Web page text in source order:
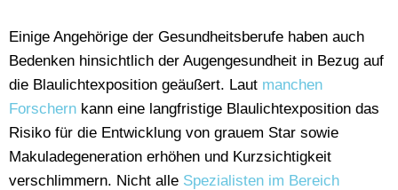
Einige Angehörige der Gesundheitsberufe haben auch
Bedenken hinsichtlich der Augengesundheit in Bezug auf
die Blaulichtexposition geäußert. Laut manchen
Forschern kann eine langfristige Blaulichtexposition das
Risiko für die Entwicklung von grauem Star sowie
Makuladegeneration erhöhen und Kurzsichtigkeit
verschlimmern. Nicht alle Spezialisten im Bereich